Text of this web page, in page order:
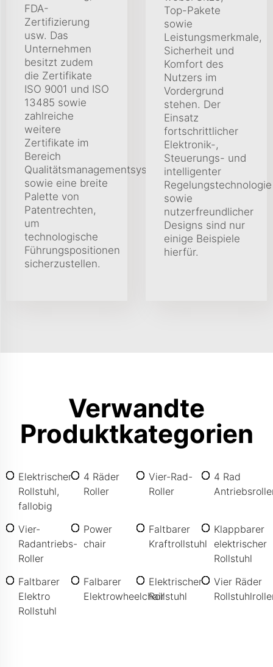
FDA-
Zertifizierung
usw. Das
Unternehmen
besitzt zudem
die Zertifikate
ISO 9001 und ISO
13485 sowie
zahlreiche
weitere
Zertifikate im
Bereich
Qualitätsmanagementsysteme
sowie eine breite
Palette von
Patentrechten,
um
technologische
Führungspositionen
sicherzustellen.
Top-Pakete
sowie
Leistungsmerkmale,
Sicherheit und
Komfort des
Nutzers im
Vordergrund
stehen. Der
Einsatz
fortschrittlicher
Elektronik-,
Steuerungs- und
intelligenter
Regelungstechnologie
sowie
nutzerfreundlicher
Designs sind nur
einige Beispiele
hierfür.
Verwandte
Produktkategorien
Elektrischer
Rollstuhl,
fallobig
4 Räder
Roller
Vier-Rad-
Roller
4 Rad
Vier-
Radantriebs-
Roller
Power
chair
Faltbarer
Kraftrollstuhl
Klappbarer
elektrischer
Rollstuhl
Faltbarer
Elektro
Rollstuhl
Falbarer
Elektrowheelchair
Elektrischer
Rollstuhl
Vier Räder